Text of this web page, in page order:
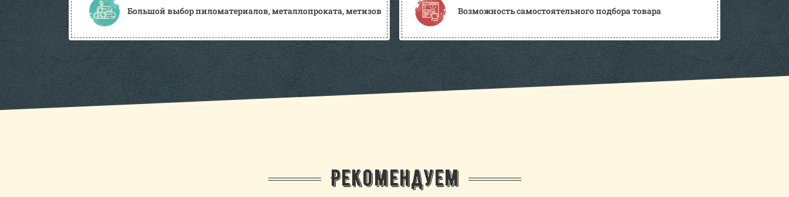
Большой выбор пиломатериалов, металлопроката, метизов Возможность самостоятельного подбора товара
Рекомендуем